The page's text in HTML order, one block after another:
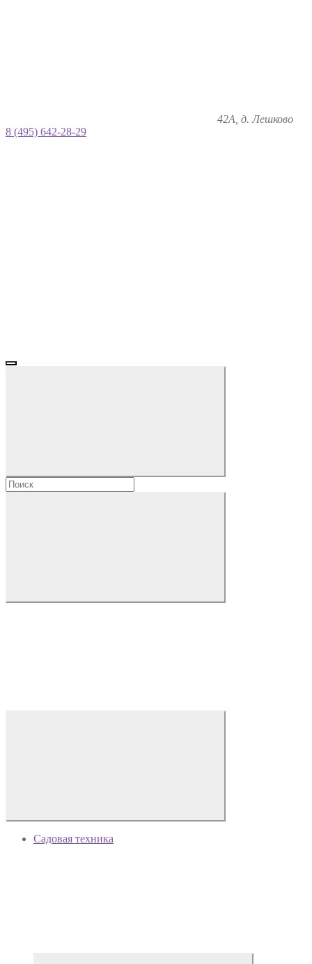
42А, д. Лешково
8 (495) 642-28-29
Садовая техника